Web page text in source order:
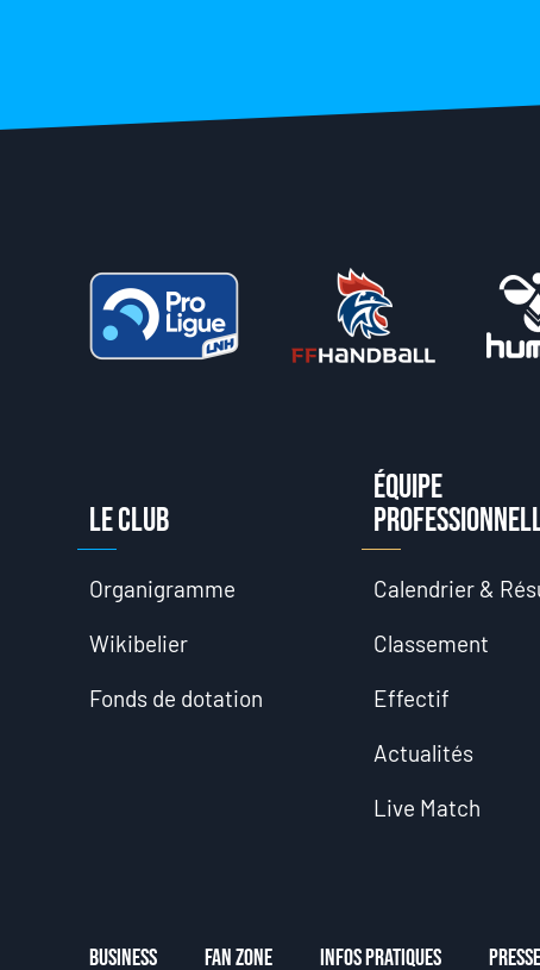
Le club
Organigramme
Wikibelier
Fonds de dotation
Équipe
Calendrier &
Classement
Effectif
Actualités
Live Match
Business Fan Zone Infos Pratiques Presse